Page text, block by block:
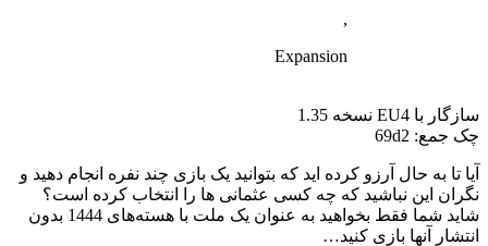
,
Expansion
سازگار با EU4 نسخه 1.35
چک جمع: 69d2
آیا تا به حال آرزو کرده اید که بتوانید یک بازی چند نفره انجام دهید و
نگران این نباشید که چه کسی عثمانی ها را انتخاب کرده است؟
شاید شما فقط بخواهید به عنوان یک ملت با هسته‌های 1444 بدون
انتشار آنها بازی کنید…